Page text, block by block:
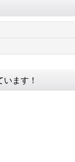
ます！